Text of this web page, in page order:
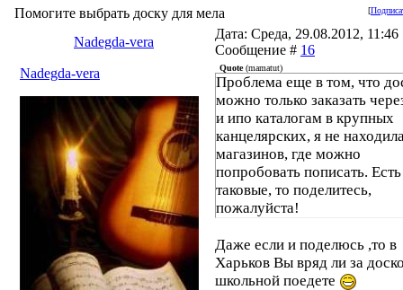
[
Помогите выбрать доску для мела
Nadegda-vera
Дата: Среда, 29.08.2012, 11:46
Сообщение # 16
Nadegda-vera
Quote(mamatut)
Проблема еще в том, что
можно только заказать
и ипо каталогам в крупных
канцелярских, я не
магазинов, где можно
попробовать пописать. Есть
таковые, то поделитесь,
пожалуйста!
Даже если и поделюсь ,то в
Харьков Вы вряд ли за
школьной поедете